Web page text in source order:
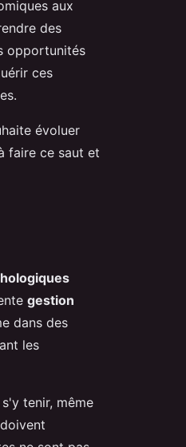
aux
des
opportunités
ces
évoluer
faire ce saut et
gestion
dans des
les
tenir, même